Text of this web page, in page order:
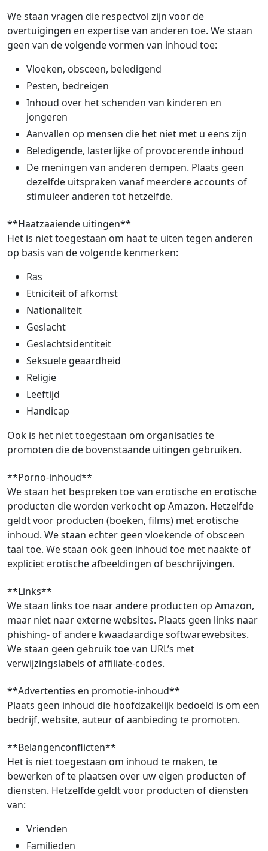
We staan vragen die respectvol zijn voor de
overtuigingen en expertise van anderen toe. We staan
geen van de volgende vormen van inhoud toe:
Vloeken, obsceen, beledigend
Pesten, bedreigen
Inhoud over het schenden van kinderen en
jongeren
Aanvallen op mensen die het niet met u eens zijn
Beledigende, lasterlijke of provocerende inhoud
De meningen van anderen dempen. Plaats geen
dezelfde uitspraken vanaf meerdere accounts of
stimuleer anderen tot hetzelfde.
**Haatzaaiende uitingen**
Het is niet toegestaan om haat te uiten tegen anderen
op basis van de volgende kenmerken:
Ras
Etniciteit of afkomst
Nationaliteit
Geslacht
Geslachtsidentiteit
Seksuele geaardheid
Religie
Leeftijd
Handicap
Ook is het niet toegestaan om organisaties te
promoten die de bovenstaande uitingen gebruiken.
**Porno-inhoud**
We staan het bespreken toe van erotische en erotische
producten die worden verkocht op Amazon. Hetzelfde
geldt voor producten (boeken, films) met erotische
inhoud. We staan echter geen vloekende of obsceen
taal toe. We staan ook geen inhoud toe met naakte of
expliciet erotische afbeeldingen of beschrijvingen.
**Links**
We staan links toe naar andere producten op Amazon,
maar niet naar externe websites. Plaats geen links naar
phishing- of andere kwaadaardige softwarewebsites.
We staan geen gebruik toe van URL’s met
verwijzingslabels of affiliate-codes.
**Advertenties en promotie-inhoud**
Plaats geen inhoud die hoofdzakelijk bedoeld is om een
bedrijf, website, auteur of aanbieding te promoten.
**Belangenconflicten**
Het is niet toegestaan om inhoud te maken, te
bewerken of te plaatsen over uw eigen producten of
diensten. Hetzelfde geldt voor producten of diensten
van:
Vrienden
Familieden